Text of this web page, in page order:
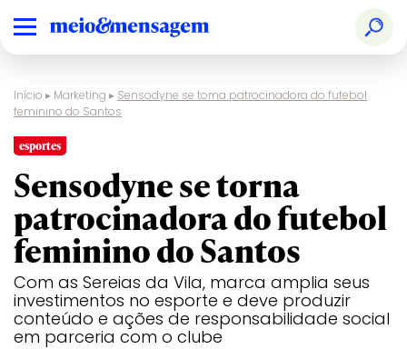
Início ▸ Marketing ▸ Sensodyne se torna patrocinadora do futebol
feminino do Santos
esportes
Sensodyne se torna
patrocinadora do futebol
feminino do Santos
Com as Sereias da Vila, marca amplia seus
investimentos no esporte e deve produzir
conteúdo e ações de responsabilidade social
em parceria com o clube